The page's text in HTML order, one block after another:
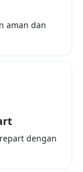
aman dan
dengan